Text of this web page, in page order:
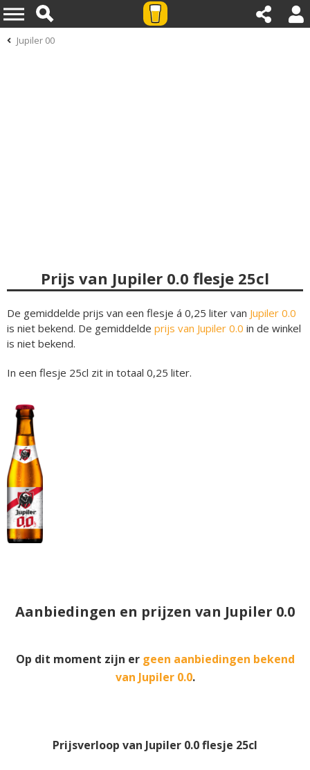
Jupiler 00
Prijs van Jupiler 0.0 flesje 25cl
De gemiddelde prijs van een flesje á 0,25 liter van Jupiler 0.0
is niet bekend. De gemiddelde prijs van Jupiler 0.0 in de winkel
is niet bekend.
In een flesje 25cl zit in totaal 0,25 liter.
Aanbiedingen en prijzen van Jupiler 0.0
Op dit moment zijn er geen aanbiedingen bekend
van Jupiler 0.0.
Prijsverloop van Jupiler 0.0 flesje 25cl